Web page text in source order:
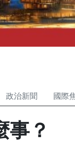
政治新聞 國際
事？